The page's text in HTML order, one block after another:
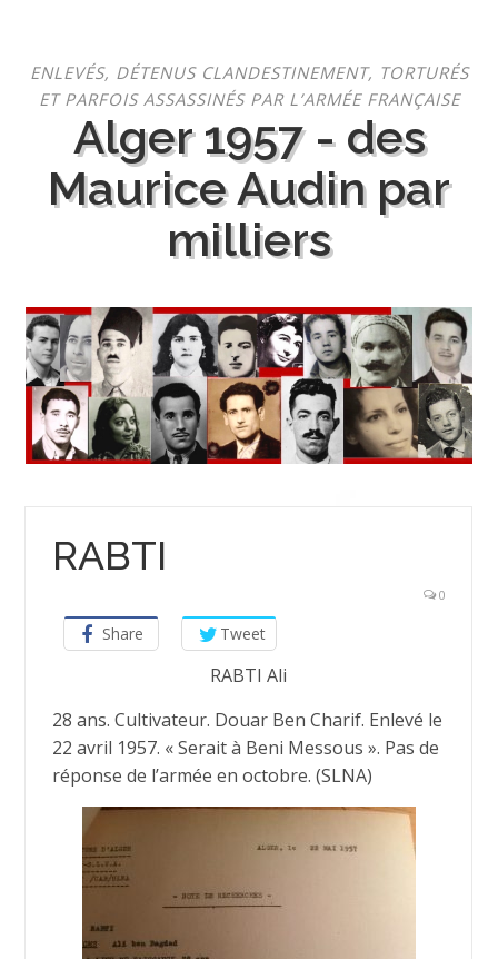
contenu
ENLEVÉS, DÉTENUS CLANDESTINEMENT, TORTURÉS
ET PARFOIS ASSASSINÉS PAR L’ARMÉE FRANÇAISE
Alger 1957 - des
Maurice Audin par
milliers
RABTI
0
Share Tweet
RABTI Ali
28 ans. Cultivateur. Douar Ben Charif. Enlevé le
22 avril 1957. « Serait à Beni Messous ». Pas de
réponse de l’armée en octobre. (SLNA)